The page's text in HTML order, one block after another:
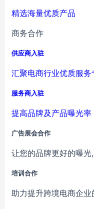
精选海量优质产品
商务合作
供应商入驻
汇聚电商行业优质服务
服务商入驻
提高品牌及产品曝光
广告展会合作
让您的品牌更好的曝光
培训合作
助力提升跨境电商企业